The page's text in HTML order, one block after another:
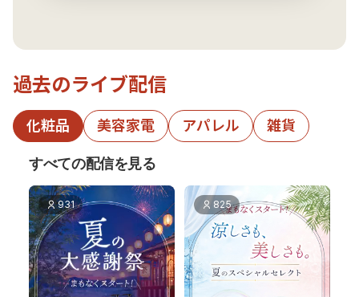
過去のライブ配信
化粧品 美容家電 アパレル 雑貨
すべての配信を見る
931 825